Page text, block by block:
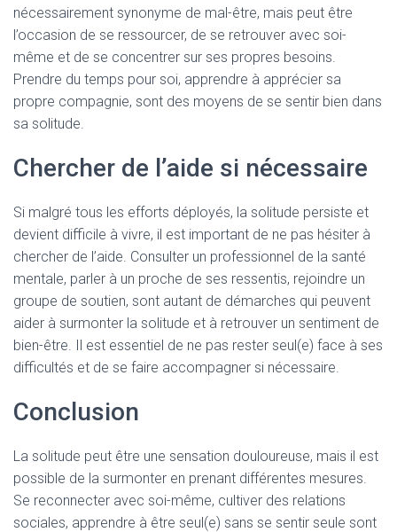
nécessairement synonyme de mal-être, mais peut être
l’occasion de se ressourcer, de se retrouver avec soi-
même et de se concentrer sur ses propres besoins.
Prendre du temps pour soi, apprendre à apprécier sa
propre compagnie, sont des moyens de se sentir bien dans
sa solitude.
Chercher de l’aide si nécessaire
Si malgré tous les efforts déployés, la solitude persiste et
devient difficile à vivre, il est important de ne pas hésiter à
chercher de l’aide. Consulter un professionnel de la santé
mentale, parler à un proche de ses ressentis, rejoindre un
groupe de soutien, sont autant de démarches qui peuvent
aider à surmonter la solitude et à retrouver un sentiment de
bien-être. Il est essentiel de ne pas rester seul(e) face à ses
difficultés et de se faire accompagner si nécessaire.
Conclusion
La solitude peut être une sensation douloureuse, mais il est
possible de la surmonter en prenant différentes mesures.
Se reconnecter avec soi-même, cultiver des relations
sociales, apprendre à être seul(e) sans se sentir seule sont